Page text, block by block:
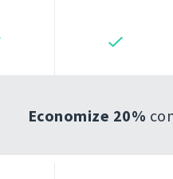
Economize 20%